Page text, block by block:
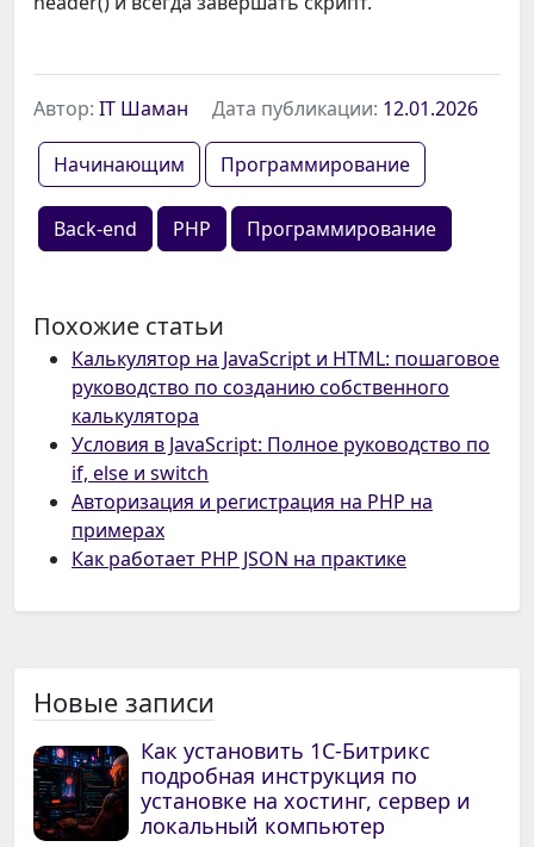
Автор: IT Шаман Дата публикации: 12.01.2026
Начинающим Программирование
Back-end PHP Программирование
Похожие статьи
Калькулятор на JavaScript и HTML: пошаговое
руководство по созданию собственного
калькулятора
Условия в JavaScript: Полное руководство по
if, else и switch
Авторизация и регистрация на PHP на
примерах
Как работает PHP JSON на практике
Новые записи
Как установить 1С-Битрикс
подробная инструкция по
установке на хостинг, сервер и
локальный компьютер